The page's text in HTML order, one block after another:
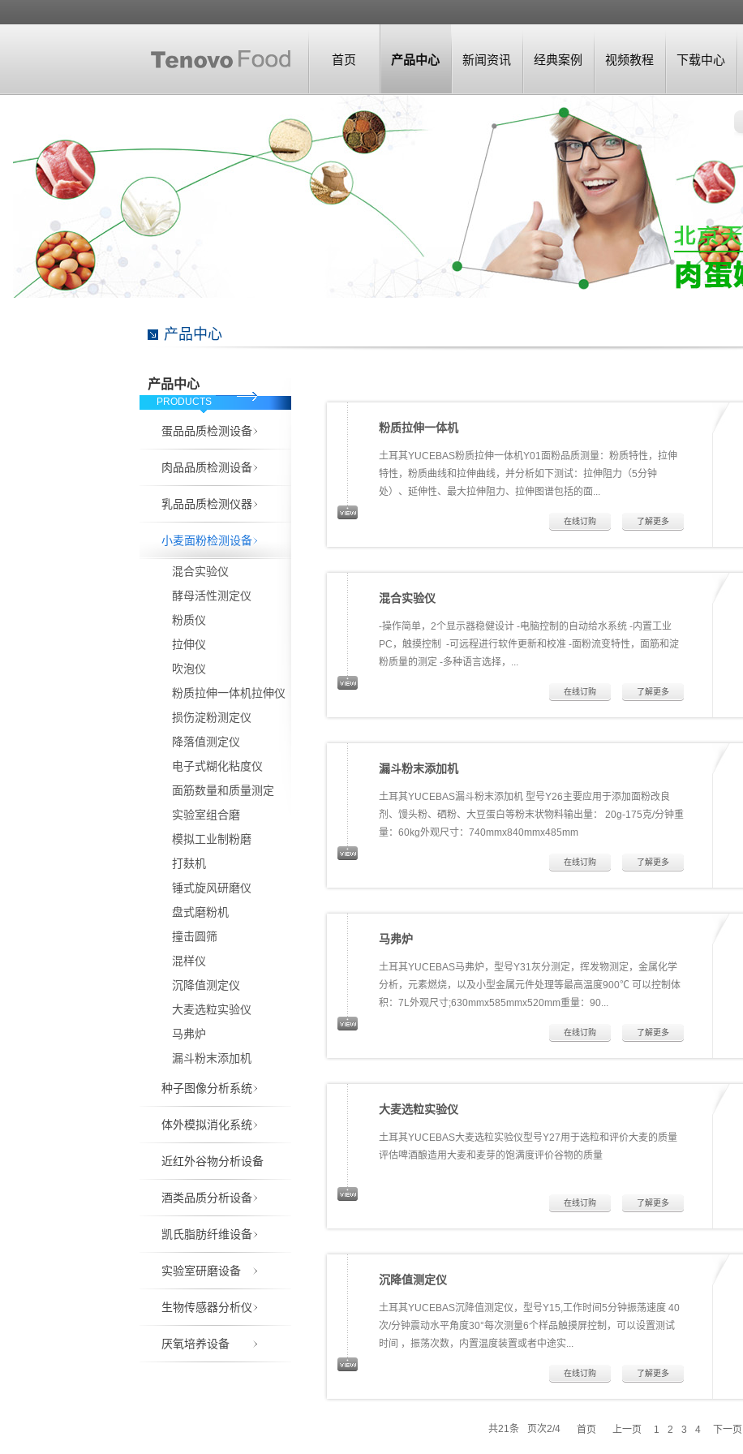
首页 产品中心 新闻资讯 经典案例 视频教程 下载中心
产品中心
PRODUCTS
蛋品品质检测设备
肉品品质检测设备
乳品品质检测仪器
小麦面粉检测设备
混合实验仪
酵母活性测定仪
粉质仪
拉伸仪
吹泡仪
粉质拉伸一体机拉伸仪
损伤淀粉测定仪
降落值测定仪
电子式糊化粘度仪
面筋数量和质量测定
实验室组合磨
模拟工业制粉磨
打麸机
锤式旋风研磨仪
盘式磨粉机
撞击圆筛
混样仪
沉降值测定仪
大麦选粒实验仪
马弗炉
漏斗粉末添加机
种子图像分析系统
体外模拟消化系统
近红外谷物分析设备
酒类品质分析设备
凯氏脂肪纤维设备
实验室研磨设备
生物传感器分析仪
厌氧培养设备
产品中心
粉质拉伸一体机
土耳其YUCEBAS粉质拉伸一体机Y01面粉品质测量：粉质特性，拉伸
特性，粉质曲线和拉伸曲线，并分析如下测试：拉伸阻力（5分钟
处）、延伸性、最大拉伸阻力、拉伸图谱包括的面...
积（拉伸能量）、延伸性和拉伸阻力的比例值、延伸性和最大拉伸阻力
控制，计算机直接控制*采用工业型PC以及特殊的专用软件*测试时
了解更多
在线订购
混合实验仪
-操作简单，2个显示器稳健设计 -电脑控制的自动给水系统 -内置工业
PC，触摸控制 -可远程进行软件更新和校准 -面粉流变特性，面筋和淀
粉质量的测定 -多种语言选择，...
友好的用户界面，可以选择中文操作界面 -内置分析软件，将曲线显示
了解更多
在线订购
漏斗粉末添加机
土耳其YUCEBAS漏斗粉末添加机 型号Y26主要应用于添加面粉改良
剂、馒头粉、硒粉、大豆蛋白等粉末状物料输出量： 20g-175克/分钟重
量：60kg外观尺寸：740mmx840mmx485mm
了解更多
在线订购
马弗炉
土耳其YUCEBAS马弗炉，型号Y31灰分测定，挥发物测定，金属化学
分析，元素燃烧，以及小型金属元件处理等最高温度900℃ 可以控制体
积：7L外观尺寸;630mmx585mmx520mm重量：90...
kg
了解更多
在线订购
大麦选粒实验仪
土耳其YUCEBAS大麦选粒实验仪型号Y27用于选粒和评价大麦的质量
评估啤酒酿造用大麦和麦芽的饱满度评价谷物的质量
了解更多
在线订购
沉降值测定仪
土耳其YUCEBAS沉降值测定仪，型号Y15,工作时间5分钟振荡速度 40
次/分钟震动水平角度30°每次测量6个样品触摸屏控制，可以设置测试
时间 ，振荡次数，内置温度装置或者中途实...
验暂停等功能。
了解更多
在线订购
共21条 页次2/4 首页 上一页 1 2 3 4 下一页